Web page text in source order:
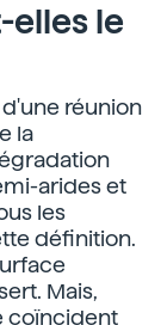
le
réunion
la
arides et
les
définition.
Mais,
coïncident